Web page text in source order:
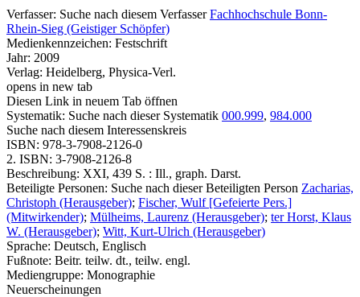
Verfasser: Suche nach diesem Verfasser Fachhochschule Bonn-
Rhein-Sieg (Geistiger Schöpfer)
Medienkennzeichen: Festschrift
Jahr: 2009
Verlag: Heidelberg, Physica-Verl.
opens in new tab
Diesen Link in neuem Tab öffnen
Systematik: Suche nach dieser Systematik 000.999, 984.000
Suche nach diesem Interessenskreis
ISBN: 978-3-7908-2126-0
2. ISBN: 3-7908-2126-8
Beschreibung: XXI, 439 S. : Ill., graph. Darst.
Beteiligte Personen: Suche nach dieser Beteiligten Person Zacharias,
Christoph (Herausgeber); Fischer, Wulf [Gefeierte Pers.]
(Mitwirkender); Mülheims, Laurenz (Herausgeber); ter Horst, Klaus
W. (Herausgeber); Witt, Kurt-Ulrich (Herausgeber)
Sprache: Deutsch, Englisch
Fußnote: Beitr. teilw. dt., teilw. engl.
Mediengruppe: Monographie
Neuerscheinungen